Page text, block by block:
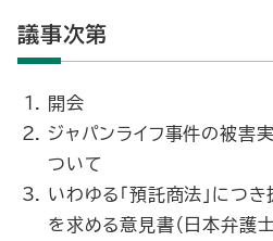
議事次第
開会
ジャパンライフ事件の被害
ついて
いわゆる「預託商法」につ
を求める意見書（日本弁護